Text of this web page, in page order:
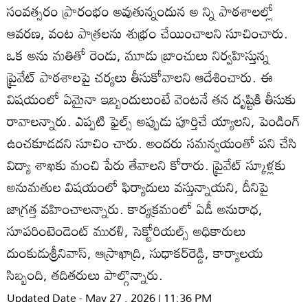
సంవత్సరం ప్రారంభం అవుతున్నందున అ న్ని పాఠశాలల్లో
ఆవరణ, వంట పాత్రలను శుభ్రం చేయించాలని సూచించారు.
ఒక అను మతితో రెండు, మూడు బ్రాంచులు నిర్వహిస్తున్న
ప్రైవేట్‌ పాఠశాలపై చర్యలు తీసుకోవాలని ఆదేశించారు. ఈ
విషయంలో ఏమైనా ఇబ్బందులుంటే వెంటనే తన దృష్టికి తీసుకు
రావాలన్నారు. ఎప్పటి ఫైల్స్‌ అప్పుడు పూర్తిచే య్యాలని, పెండింగ్‌
ఉంచకూడదని సూచిం చారు. అందరు సమన్వయంతో పని చేసి
విద్యా శాఖకు మంచి పేరు తేవాలని కోరారు. ప్రైవేట్‌ స్కూళ్లకు
అనుమతుల విషయంలో ఫిర్యాదులు వస్తున్నాయని, దీనిపై
జాగ్రత్త వహించాలన్నారు. కార్యక్రమంలో ఏడీ అనురాధ,
సూపరింటెండెంట్‌ మురళి, సెక్టోరియల్స్‌ అధికారులు
దుంకుడుశ్రీనివాస్‌, ఆస్రాఖాద్రి, సుధాకర్‌రెడ్డి, కార్యాలయ
సిబ్బంది, తదితరులు పాల్గొన్నారు.